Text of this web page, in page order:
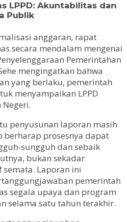
LPPD: Akuntabilitas dan
Publik
anggaran, rapat
secara mendalam mengenai
Pemerintahan
mengingatkan bahwa
yang berlaku, pemerintah
menyampaikan LPPD
penyusunan laporan masih
berharap prosesnya dapat
sungguh dan sebaik
bukan sekadar
Laporan ini
pemerintah
segala upaya dan program
selama satu tahun terakhir.